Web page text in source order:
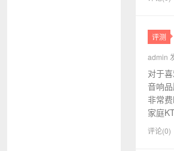
评测
admin
对于
音响
非常
家庭
评论(0)